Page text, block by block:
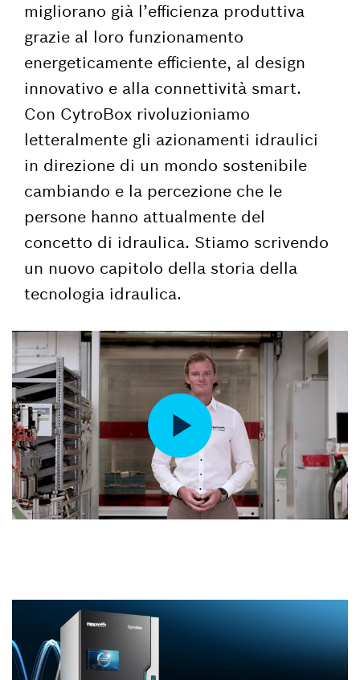
migliorano già l’efficienza produttiva
grazie al loro funzionamento
energeticamente efficiente, al design
innovativo e alla connettività smart.
Con CytroBox rivoluzioniamo
letteralmente gli azionamenti idraulici
in direzione di un mondo sostenibile
cambiando e la percezione che le
persone hanno attualmente del
concetto di idraulica. Stiamo scrivendo
un nuovo capitolo della storia della
tecnologia idraulica.